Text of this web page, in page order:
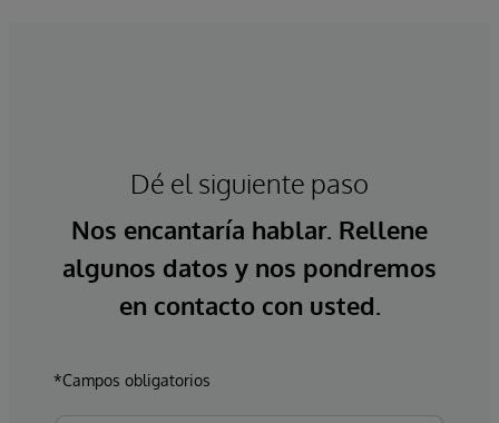
Dé el siguiente paso
Nos encantaría hablar. Rellene
algunos datos y nos pondremos
en contacto con usted.
*Campos obligatorios